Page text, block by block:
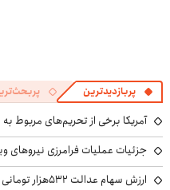
پربازدیدترین
آمریکا برخی از تحریم‌های مربوط به
جزئیات عملیات فرامرزی نیروهای
ارزش سهام عدالت ۵۳۲هزار تومانی امروز چهارشنبه ۱۴ مرداد